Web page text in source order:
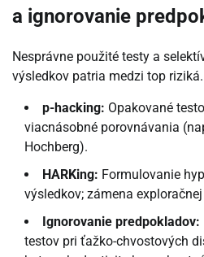
a ignorovanie
Nesprávne použité testy a
výsledkov patria medzi top riziká.
p-hacking: Opakované
viacnásobné porovnávania
Hochberg).
HARKing: Formulovanie
výsledkov; zámena
Ignorovanie predpokladov:
testov pri ťažko-chvostových